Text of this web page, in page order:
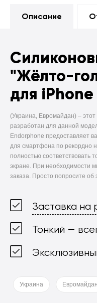
Описание
"Жёлто-
для iPhone
(Украина, Евромайдан) –
разработан для данной
Endorphone предоставляет
для смартфона по рекордно
полностью соответствовать
экране. При необходимости
заказа. Просто попросите об
Заставка на
Тонкий —
Украина Евромайдан